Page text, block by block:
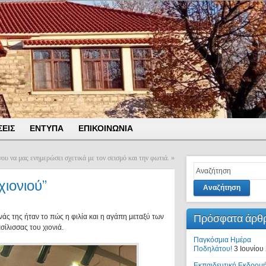
ΕΝΤΥΠΑ ΕΠΙΚΟΙΝΩΝΙΑ
να μας ενημερώσει σχετικά με τον σεισμό και την φωτιά. »
της ήταν το πώς η φιλία και η αγάπη μεταξύ των
του χιονιά.
Αναζήτηση
Πρόσφατα
Παγκόσμια Ημέρα
Ποδηλάτου! 3